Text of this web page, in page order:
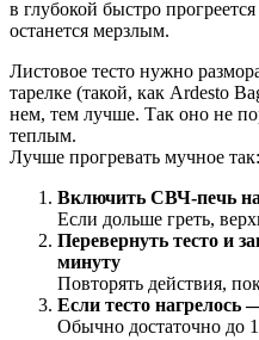
в глубокой быстро
останется мерзлым.
Листовое тесто нужно
тарелке (такой, как Ardesto
нем, тем лучше. Так оно не
теплым.
Лучше прогревать мучное так:
Включить СВЧ-печь на
Если дольше греть,
Перевернуть тесто и
минуту
Повторять действия,
Если тесто нагрелось
Обычно достаточно до